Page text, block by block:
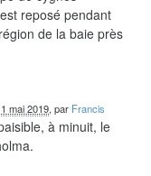
reposé pendant
de la baie près
mai 2019, par Francis
à minuit, le